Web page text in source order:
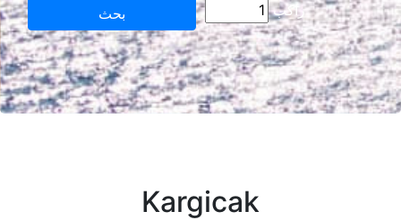
راكب بحث
Kargicak